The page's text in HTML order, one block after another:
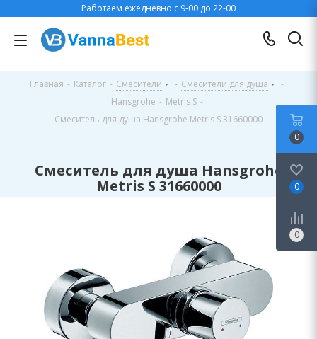
Работаем ежедневно с 9-00 до 22-00
Главная - Каталог - Смесители - Смесители для душа
-
Hansgrohe - Metris S -
Смеситель для душа Hansgrohe Metris S 31660000
Смеситель для душа Hansgrohe
Metris S 31660000
0
0
0